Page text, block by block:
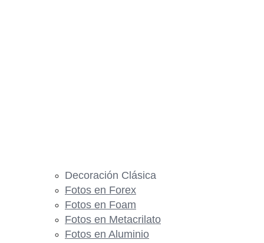
Decoración Clásica
Fotos en Forex
Fotos en Foam
Fotos en Metacrilato
Fotos en Aluminio